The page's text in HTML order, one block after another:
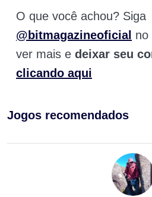
O que você achou? Siga
@bitmagazineoficial no
ver mais e deixar seu
clicando aqui
Jogos recomendados